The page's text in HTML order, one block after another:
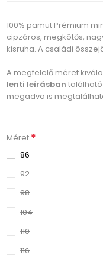
100% pamut Prémium
cipzáros, megkötős,
kisruha. A családi
A megfelelő méret
lenti leírásban
megadva is
Méret *
86
92
98
104
110
116